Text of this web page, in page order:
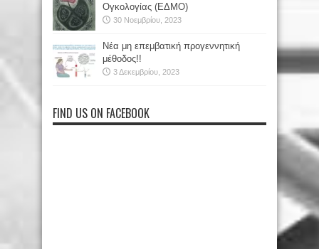
Ογκολογίας (ΕΔΜΟ)
30 Νοεμβρίου, 2023
Νέα μη επεμβατική προγεννητική
μέθοδος!!
3 Δεκεμβρίου, 2023
FIND US ON FACEBOOK